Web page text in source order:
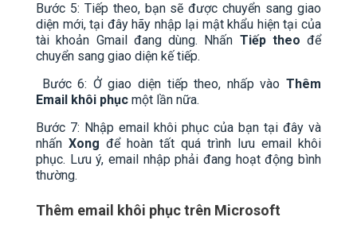
Bước 5: Tiếp theo, bạn sẽ được chuyển sang giao
diện mới, tại đây hãy nhập lại mật khẩu hiện tại của
tài khoản Gmail đang dùng. Nhấn Tiếp theo để
chuyển sang giao diện kế tiếp.
Bước 6: Ở giao diện tiếp theo, nhấp vàoThêm
Email khôi phục một lần nữa.
Bước 7: Nhập email khôi phục của bạn tại đây và
nhấn Xong để hoàn tất quá trình lưu email khôi
phục. Lưu ý, email nhập phải đang hoạt động bình
thường.
Thêm email khôi phục trên Microsoft